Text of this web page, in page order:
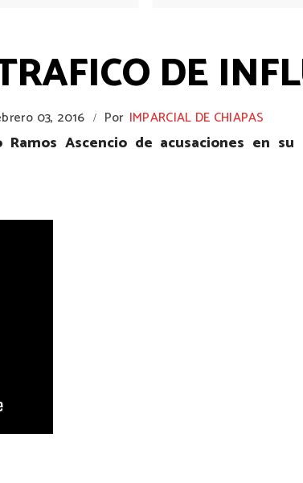
DE
03, 2016 / Por IMPARCIAL DE CHIAPAS
Ascencio de acusaciones en su